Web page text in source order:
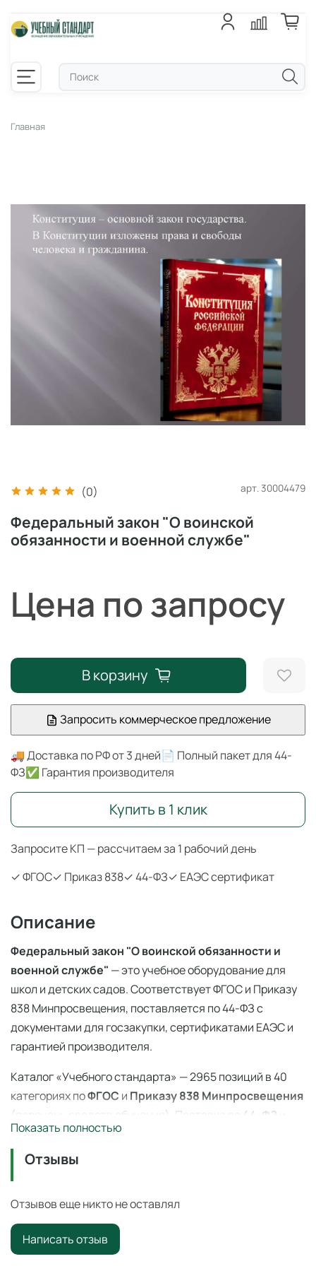
Главная
(0) арт. 30004479
Федеральный закон "О воинской
обязанности и военной службе"
Цена по запросу
Запросите КП — рассчитаем за 1 рабочий день
✓ ФГОС✓ Приказ 838✓ 44-ФЗ✓ ЕАЭС сертификат
В корзину
Запросить коммерческое предложение
🚚 Доставка по РФ от 3 дней📄 Полный пакет для 44-
ФЗ✅ Гарантия производителя
Купить в 1 клик
Описание
Федеральный закон "О воинской обязанности и
военной службе" — это учебное оборудование для
школ и детских садов. Соответствует ФГОС и Приказу
838 Минпросвещения, поставляется по 44-ФЗ с
документами для госзакупки, сертификатами ЕАЭС и
гарантией производителя.
Каталог «Учебного стандарта» — 2965 позиций в 40
категориях поФГОС и Приказу 838 Минпросвещения
(перечень средств обучения). Поставка по
44-ФЗ
223-ФЗ с полным пакетом документов, сертификаты
ЕАЭС, гарантия производителя. Доставка по всей
Федеральный закон "О воинской обязанности и
военной службе"— профессиональное учебное
оборудование для оснащения образовательных
учреждений по ФГОС и
Показать полностью
Отзывы
Отзывов еще никто не оставлял
Написать отзыв